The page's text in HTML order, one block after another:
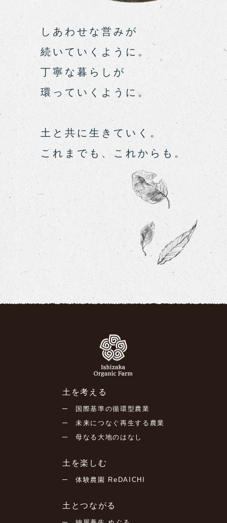
しあわせな営みが
続いていくように。
丁寧な暮らしが
環っていくように。
土と共に生きていく。
これまでも、これからも。
土を考える
国際基準の循環型農業
未来につなぐ再生する農業
母なる大地のはなし
土を楽しむ
体験農園 ReDAICHI
土とつながる